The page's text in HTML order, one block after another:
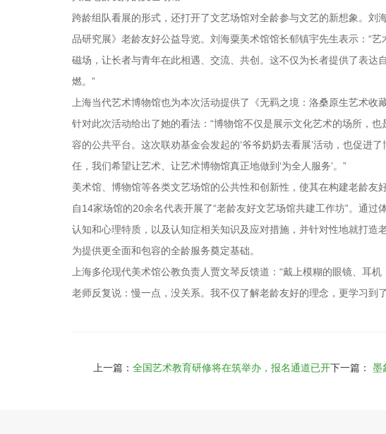
跨龄组队看展的形式，还打开了文艺场馆对全龄参与文艺的新想象。
品研究展》老龄友好公益导览。刘海粟美术馆馆长郁镇宇先生表示：“
磁场，让长者与青年在此相遇、交流、共创。这不仅为长者提供了表
燃。”
上海当代艺术博物馆也为本次活动提供了《无羁之境：洛桑原生艺术
针对此次活动给出了她的看法：“博物馆不仅是展示文化艺术的场所，
容的公共平台。这次联劝基金会发起的‘爷爷奶奶去看展’活动，也促进
任，我们希望让艺术、让艺术博物馆真正地做到‘为全人服务’。”
美术馆、博物馆等各类文艺场馆的公共性和创新性，使其在构建老龄
自14家场馆的20余名代表开展了“老龄友好文艺场馆共建工作坊”。通
认知和心理特质，以及认知症相关知识及应对措施，并针对性地就打造
为提供更全面和包容的全龄服务奠定基础。
上海多伦现代美术馆公教负责人贾文琴反馈道：“戴上模糊的眼镜、耳
老师反复说：慢一点，没关系。我不仅了解老龄友好的理念，更学习到
上一篇： 全国艺术教育研修将在筑举办，报名通道已开下一篇： 墨